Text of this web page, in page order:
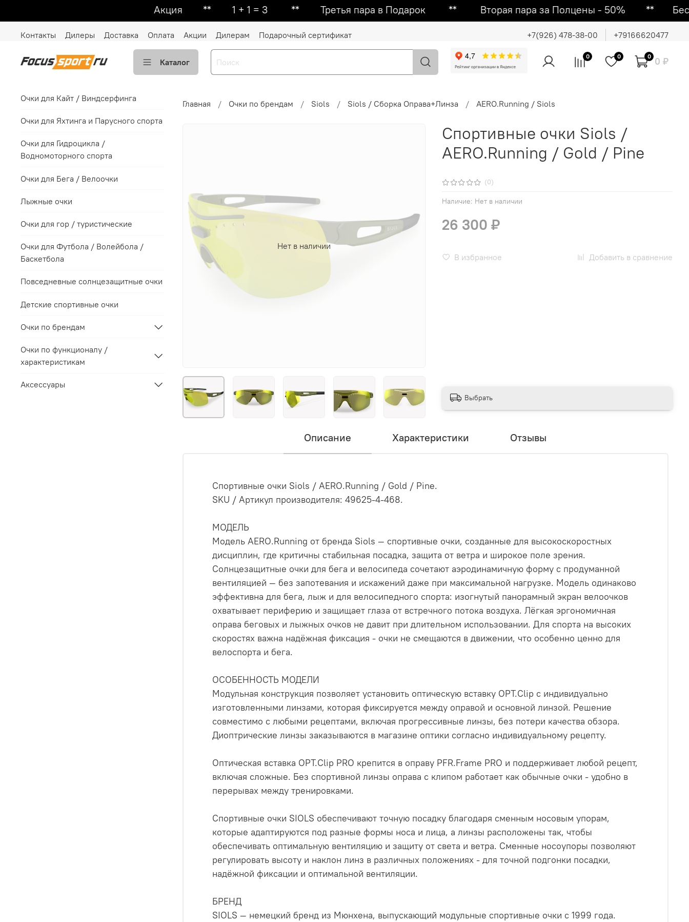
Акция ᕯ 1 + 1 = 3 ᕯ Третья пара в Подарок ᕯ Вторая пара за Полцены - 50% ᕯ Бесплатная
Контакты Дилеры Доставка Оплата Акции Дилерам Подарочный сертификат +7(926) 478-38-00 +79166620477
Каталог
0 0 0 0 ₽
Главная Очки по брендам Siols Siols / Сборка Оправа+Линза AERO.Running / Siols
Нет в наличии
(0)
Наличие: Нет в наличии
Спортивные очки Siols /
AERO.Running / Gold / Pine
26 300 ₽
В избранное Добавить в сравнение
Выбрать
Описание Характеристики Отзывы
Спортивные очки Siols / AERO.Running / Gold / Pine.
SKU / Артикул производителя: 49625-4-468.
МОДЕЛЬ
Модель AERO.Running от бренда Siols — спортивные очки, созданные для высокоскоростных
дисциплин, где критичны стабильная посадка, защита от ветра и широкое поле зрения.
Солнцезащитные очки для бега и велосипеда сочетают аэродинамичную форму с продуманной
вентиляцией — без запотевания и искажений даже при максимальной нагрузке. Модель одинаково
эффективна для бега, лыж и для велосипедного спорта: изогнутый панорамный экран велоочков
охватывает периферию и защищает глаза от встречного потока воздуха. Лёгкая эргономичная
оправа беговых и лыжных очков не давит при длительном использовании. Для спорта на высоких
скоростях важна надёжная фиксация - очки не смещаются в движении, что особенно ценно для
велоспорта и бега.
ОСОБЕННОСТЬ МОДЕЛИ
Модульная конструкция позволяет установить оптическую вставку OPT.Clip с индивидуально
изготовленными линзами, которая фиксируется между оправой и основной линзой. Решение
совместимо с любыми рецептами, включая прогрессивные линзы, без потери качества обзора.
Диоптрические линзы заказываются в магазине оптики согласно индивидуальному рецепту.
Оптическая вставка OPT.Clip PRO крепится в оправу PFR.Frame PRO и поддерживает любой рецепт,
включая сложные. Без спортивной линзы оправа с клипом работает как обычные очки - удобно в
перерывах между тренировками.
Спортивные очки SIOLS обеспечивают точную посадку благодаря сменным носовым упорам,
которые адаптируются под разные формы носа и лица, а линзы расположены так, чтобы
обеспечивать оптимальную вентиляцию и защиту от света и ветра. Сменные носоупоры позволяют
регулировать высоту и наклон линз в различных положениях - для точной подгонки посадки,
надёжной фиксации и оптимальной вентиляции.
БРЕНД
SIOLS — немецкий бренд из Мюнхена, выпускающий модульные спортивные очки с 1999 года.
Очки для Кайт / Виндсерфинга
Очки для Яхтинга и Парусного спорта
Очки для Гидроцикла /
Водномоторного спорта
Очки для Бега / Велоочки
Лыжные очки
Очки для гор / туристические
Очки для Футбола / Волейбола /
Баскетбола
Повседневные солнцезащитные очки
Детские спортивные очки
Очки по брендам
Очки по функционалу /
характеристикам
Аксессуары